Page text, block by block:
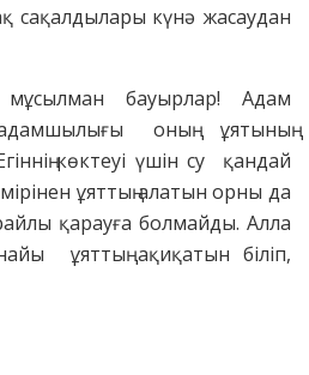
сақалдылары күнә жасаудан
бауырлар! Адам
оның ұятының
көктеуі үшін су қандай
ұяттың алатын орны да
қарауға болмайды. Алла
ұяттың ақиқатын біліп,